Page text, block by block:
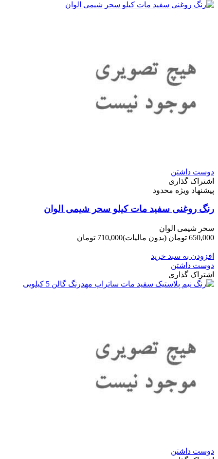
دوست داشتن
اشتراک گذاری
پیشنهاد ویژه محدود
رنگ روغنی سفید مات کیلو سحر شیمی الوان
سحر شیمی الوان
650,000 تومان
(بدون مالیات)710,000 تومان
افزودن به سبد خرید
دوست داشتن
اشتراک گذاری
دوست داشتن